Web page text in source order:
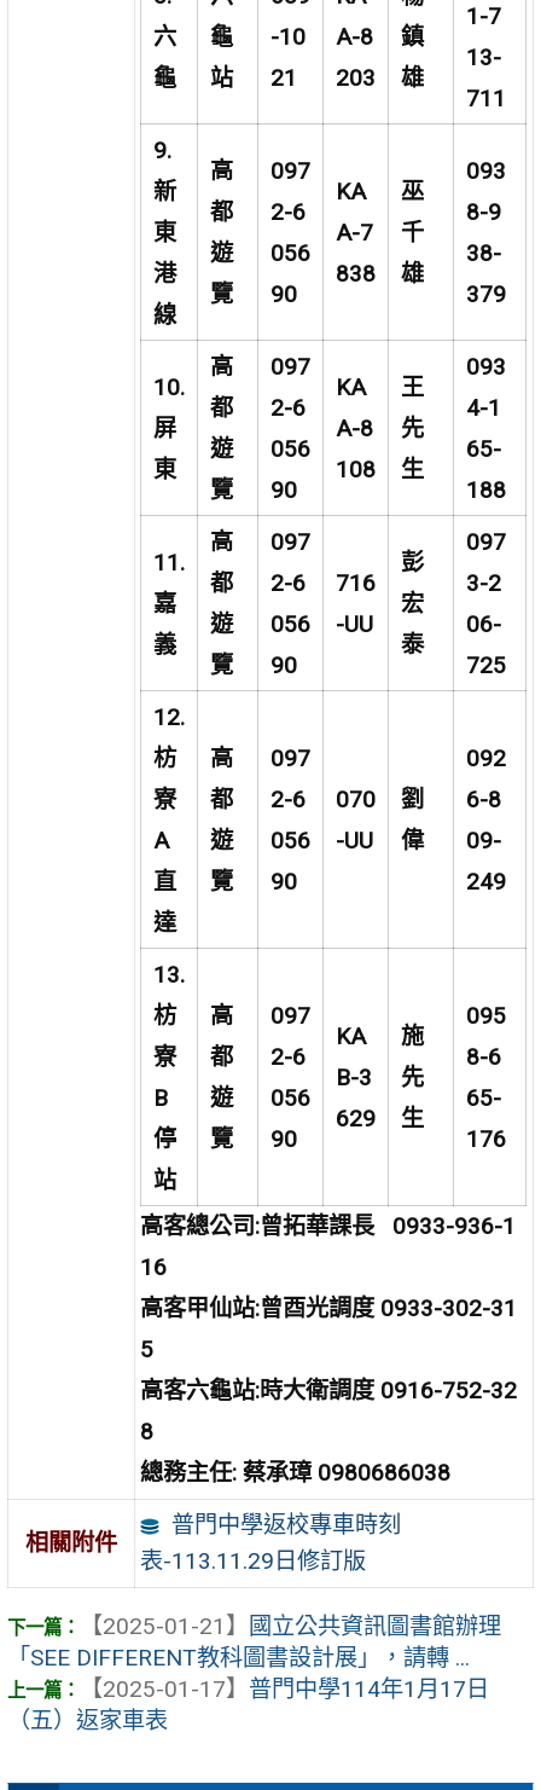
六
龜
龜
站
-10
21
A-8
203
鎮
雄
1-7
13-
711
9.
新
東
港
線
高
都
遊
覽
097
2-6
056
90
KA
A-7
838
巫
千
雄
093
8-9
38-
379
10.
屏
東
高
都
遊
覽
097
2-6
056
90
KA
A-8
108
王
先
生
093
4-1
65-
188
11.
嘉
義
高
都
遊
覽
097
2-6
056
90
716
-UU
彭
宏
泰
097
3-2
06-
725
12.
枋
寮
A
直
達
高
都
遊
覽
097
2-6
056
90
070
-UU
劉
偉
092
6-8
09-
249
13.
枋
寮
B
停
站
高
都
遊
覽
097
2-6
056
90
KA
B-3
629
施
先
生
095
8-6
65-
176
高客總公司:曾拓華課長 0933-936-1
16
高客甲仙站:曾酉光調度 0933-302-31
5
高客六龜站:時大衛調度 0916-752-32
8
總務主任: 蔡承璋 0980686038
相關附件
普門中學返校專車時刻
表-113.11.29日修訂版
【2025-01-21】
國立公共資訊圖書館辦理
「SEE DIFFERENT教科圖書設計展」，請轉 ...
【2025-01-17】 普門中學114年1月17日
（五）返家車表